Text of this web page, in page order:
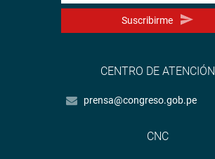
Suscribirme
CENTRO DE ATENCIÓN
prensa@congreso.gob.pe
CNC